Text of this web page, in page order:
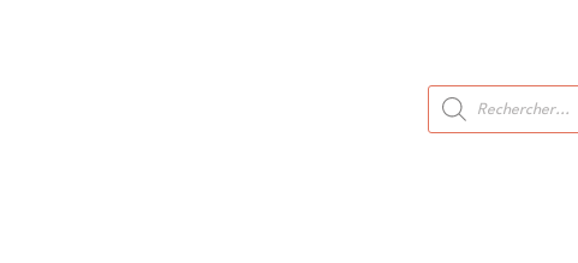
Recherche
de
produits